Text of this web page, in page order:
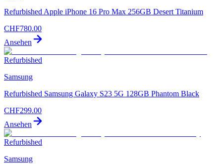
Refurbished Apple iPhone 16 Pro Max 256GB Desert Titanium
CHF780.00
Ansehen
Refurbished
Samsung
Refurbished Samsung Galaxy S23 5G 128GB Phantom Black
CHF299.00
Ansehen
Refurbished
Samsung